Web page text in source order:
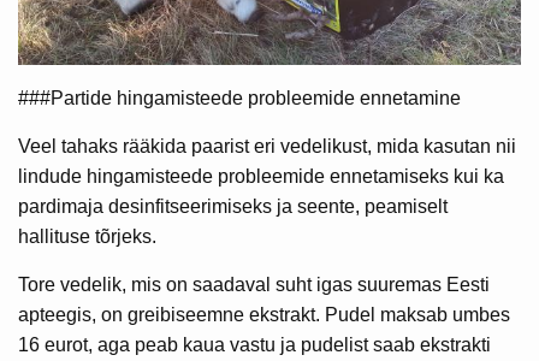
###Partide hingamisteede probleemide ennetamine
Veel tahaks rääkida paarist eri vedelikust, mida kasutan nii
lindude hingamisteede probleemide ennetamiseks kui ka
pardimaja desinfitseerimiseks ja seente, peamiselt
hallituse tõrjeks.
Tore vedelik, mis on saadaval suht igas suuremas Eesti
apteegis, on greibiseemne ekstrakt. Pudel maksab umbes
16 eurot, aga peab kaua vastu ja pudelist saab ekstrakti